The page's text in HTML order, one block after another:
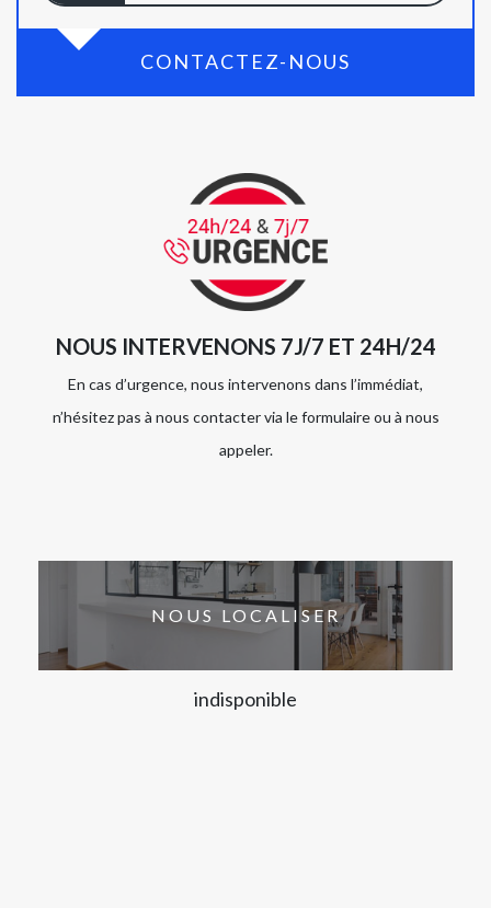
CONTACTEZ-NOUS
NOUS INTERVENONS 7J/7 ET 24H/24
En cas d’urgence, nous intervenons dans l’immédiat,
n’hésitez pas à nous contacter via le formulaire ou à nous
appeler.
NOUS LOCALISER
indisponible